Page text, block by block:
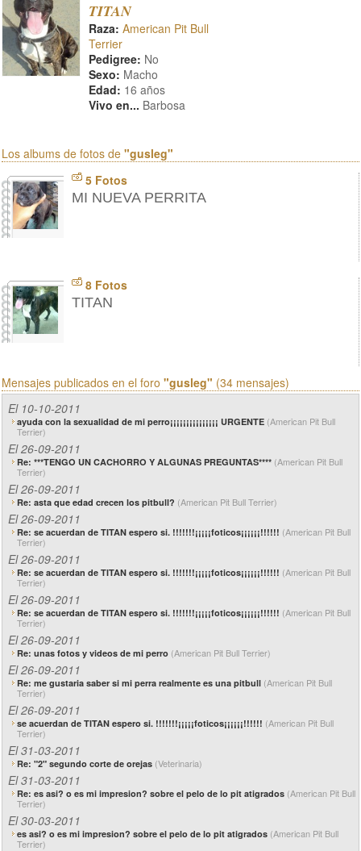
TITAN
Raza: American Pit Bull
Terrier
Pedigree: No
Sexo: Macho
Edad: 16 años
Vivo en... Barbosa
Los albums de fotos de "gusleg"
5 Fotos
MI NUEVA PERRITA
8 Fotos
TITAN
Mensajes publicados en el foro "gusleg" (34 mensajes)
El 10-10-2011
ayuda con la sexualidad de mi perro¡¡¡¡¡¡¡¡¡¡¡¡¡¡¡ URGENTE (American Pit Bull
Terrier)
El 26-09-2011
Re: ***TENGO UN CACHORRO Y ALGUNAS PREGUNTAS**** (American Pit Bull
Terrier)
El 26-09-2011
Re: asta que edad crecen los pitbull? (American Pit Bull Terrier)
El 26-09-2011
Re: se acuerdan de TITAN espero si. !!!!!!!¡¡¡¡¡foticos¡¡¡¡¡¡!!!!!! (American Pit Bull
Terrier)
El 26-09-2011
Re: se acuerdan de TITAN espero si. !!!!!!!¡¡¡¡¡foticos¡¡¡¡¡¡!!!!!! (American Pit Bull
Terrier)
El 26-09-2011
Re: se acuerdan de TITAN espero si. !!!!!!!¡¡¡¡¡foticos¡¡¡¡¡¡!!!!!! (American Pit Bull
Terrier)
El 26-09-2011
Re: unas fotos y videos de mi perro (American Pit Bull Terrier)
El 26-09-2011
Re: me gustaria saber si mi perra realmente es una pitbull (American Pit Bull
Terrier)
El 26-09-2011
se acuerdan de TITAN espero si. !!!!!!!¡¡¡¡¡foticos¡¡¡¡¡¡!!!!!! (American Pit Bull
Terrier)
El 31-03-2011
Re: "2" segundo corte de orejas (Veterinaria)
El 31-03-2011
Re: es asi? o es mi impresion? sobre el pelo de lo pit atigrados (American Pit Bull
Terrier)
El 30-03-2011
es asi? o es mi impresion? sobre el pelo de lo pit atigrados (American Pit Bull
Terrier)